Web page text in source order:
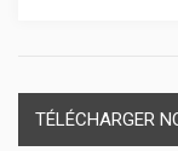
Cadenas
TÉLÉCHARGER